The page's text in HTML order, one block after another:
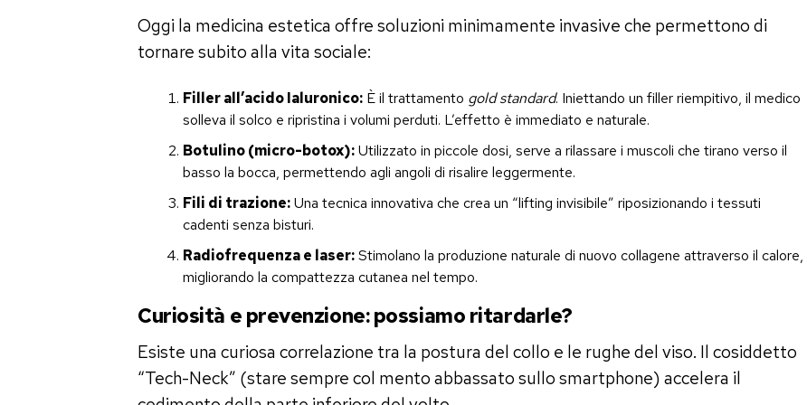
Oggi la medicina estetica offre soluzioni minimamente invasive che permettono di
tornare subito alla vita sociale:
Filler all’acido Ialuronico: È il trattamento gold standard. Iniettando un filler riempitivo, il medico
solleva il solco e ripristina i volumi perduti. L’effetto è immediato e naturale.
Botulino (micro-botox):Utilizzato in piccole dosi, serve a rilassare i muscoli che tirano verso il
basso la bocca, permettendo agli angoli di risalire leggermente.
Fili di trazione:Una tecnica innovativa che crea un “lifting invisibile” riposizionando i tessuti
cadenti senza bisturi.
Radiofrequenza e laser:Stimolano la produzione naturale di nuovo collagene attraverso il calore,
migliorando la compattezza cutanea nel tempo.
Curiosità e prevenzione: possiamo ritardarle?
Esiste una curiosa correlazione tra la postura del collo e le rughe del viso. Il cosiddetto
“Tech-Neck” (stare sempre col mento abbassato sullo smartphone) accelera il